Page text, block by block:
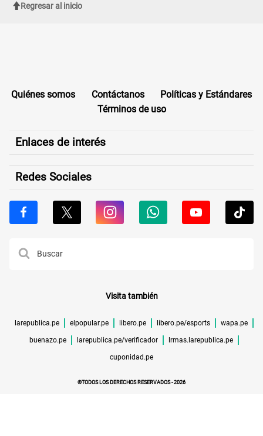
Regresar al inicio
Quiénes somos Contáctanos
Políticas y Estándares
Términos de uso
Enlaces de interés
Redes Sociales
Visita también
larepublica.pe elpopular.pe libero.pe libero.pe/esports wapa.pe
buenazo.pe larepublica.pe/verificador lrmas.larepublica.pe
cuponidad.pe
©TODOS LOS DERECHOS RESERVADOS -2026